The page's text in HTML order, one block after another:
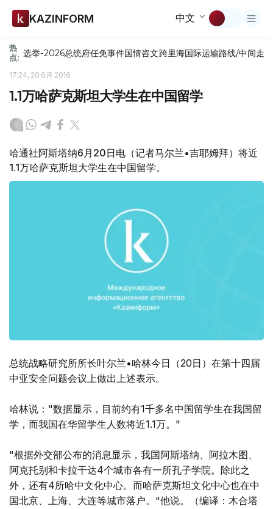
KAZINFORM 中文
热
点: 选举-2026总统府任免事件国情咨文跨里海国际运输路线/中间走廊
17:24, 20 6月 2016
1.1万哈萨克斯坦大学生在中国留学
哈通社阿斯塔纳6月20日电（记者马尔兰•吉耶姆拜）将近
1.1万哈萨克斯坦大学生在中国留学。
总统战略研究所所长叶尔兰•哈林今日（20日）在第十四届
中亚安全问题会议上做出上述表示。
哈林说："数据显示，目前约有1千多名中国留学生在我国留
学，而我国在华留学生人数将近1.1万。"
"根据外交部公布的消息显示，我国阿斯塔纳、阿拉木图、
阿克托别和卡拉干达4个城市各有一所孔子学院。除此之
外，还有4所哈中文化中心。而哈萨克斯坦文化中心也在中
国北京、上海、大连等城市落户。"他说。（编译：木合塔